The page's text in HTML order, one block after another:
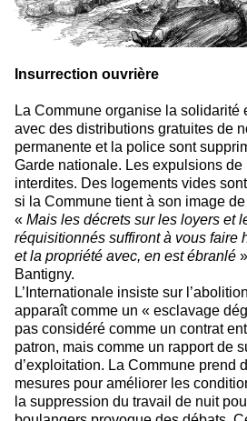
Insurrection ouvrière
La Commune organise la solidarité
avec des distributions gratuites de
permanente et la police sont
Garde nationale. Les expulsions de
interdites. Des logements vides
si la Commune tient à son image
« Mais les décrets sur les loyers et
réquisitionnés suffiront à vous faire
et la propriété avec, en est ébranlé
Bantigny.
L’Internationale insiste sur
apparaît comme un « esclavage
pas considéré comme un contrat
patron, mais comme un rapport de
d’exploitation. La Commune prend
mesures pour améliorer les
la suppression du travail de nuit